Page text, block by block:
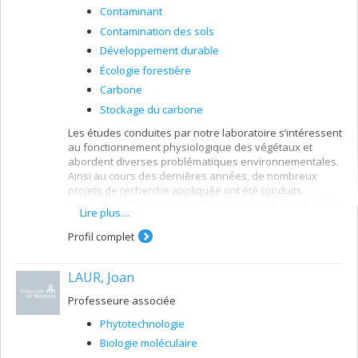
Contaminant
Contamination des sols
Développement durable
Écologie forestière
Carbone
Stockage du carbone
Les études conduites par notre laboratoire s’intéressent
au fonctionnement physiologique des végétaux et
abordent diverses problématiques environnementales.
Ainsi au cours des dernières années, de nombreux
projets de recherche appliquée ont été conduits
problèmes environnementaux mais favorisant
également une meilleure compréhension du
fonctionnement des plantes.
L’assimilation des éléments nutritifs, de contaminants
ou des éléments traces constituent des thématiques qui
reviennent souvent dans les problématiques abordées.
fertilisants organiques sous diverses formes (boues,
lisiers, etc.) sur les plantes et l’environnement, parfois
Lire plus…
Profil complet
LAUR, Joan
Professeure associée
Phytotechnologie
Biologie moléculaire